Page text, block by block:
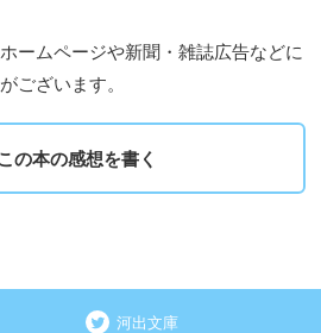
ームページや新聞・雑誌広告などに
ございます。
の本の感想を書く
河出文庫